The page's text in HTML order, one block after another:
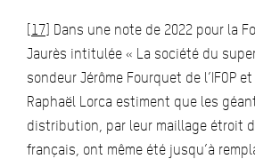
[17] Dans une note de 2022 pour la
Jaurès intitulée « La société du
sondeur Jérôme Fourquet de l’IFOP
Raphaël Lorca estiment que les
distribution, par leur maillage étroit
français, ont même été jusqu’à